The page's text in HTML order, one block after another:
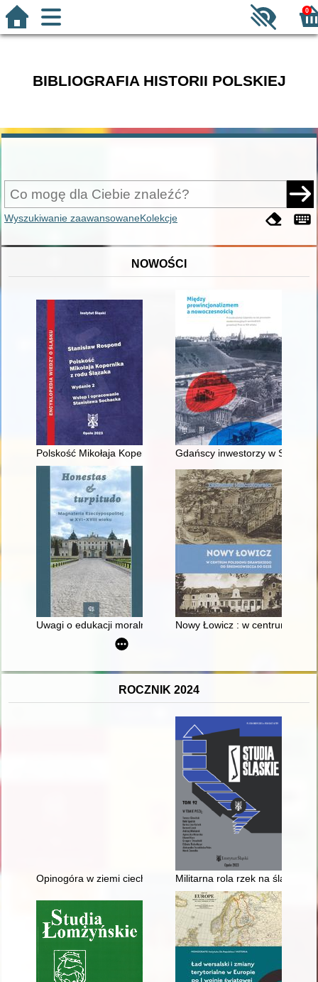
0
BIBLIOGRAFIA HISTORII POLSKIEJ
Wyszukiwanie zaawansowaneKolekcje
NOWOŚCI
Polskość Mikołaja Kopernika z rodu Ślązaka
Gdańscy inwestorzy w
Uwagi o edukacji moralnej synów szlacheckich w XVI-
Nowy Łowicz : w centrum
ROCZNIK 2024
Opinogóra w ziemi ciechanowskiej : od własności książęcej
Militarna rola rzek na śląskim